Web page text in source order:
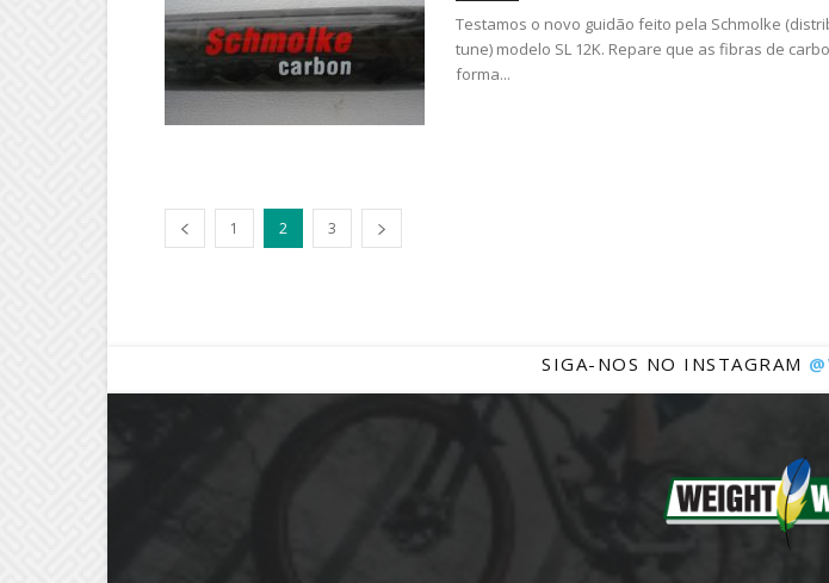
Testamos o novo guidão feito pela Schmolke
tune) modelo SL 12K. Repare que as fibras de
forma...
1 2 3
SIGA-NOS NO INSTAGRAM